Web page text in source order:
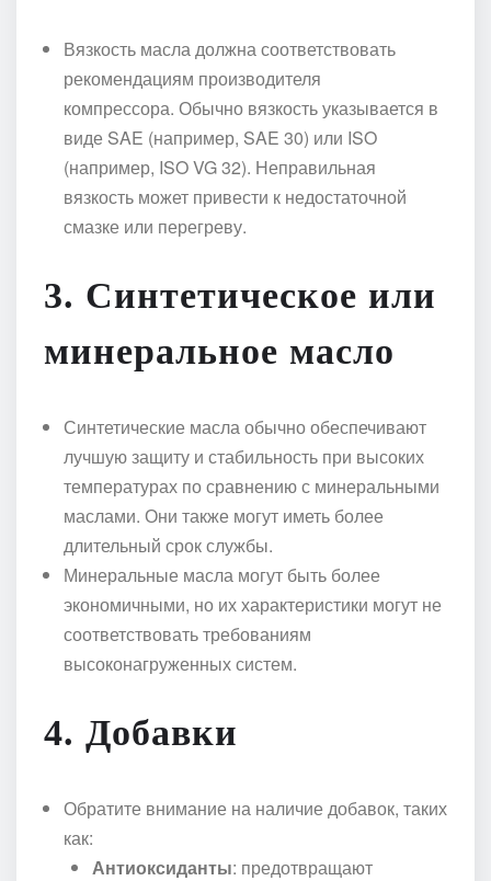
Вязкость масла должна соответствовать
рекомендациям производителя
компрессора. Обычно вязкость указывается в
виде SAE (например, SAE 30) или ISO
(например, ISO VG 32). Неправильная
вязкость может привести к недостаточной
смазке или перегреву.
3. Синтетическое или
минеральное масло
Синтетические масла обычно обеспечивают
лучшую защиту и стабильность при высоких
температурах по сравнению с минеральными
маслами. Они также могут иметь более
длительный срок службы.
Минеральные масла могут быть более
экономичными, но их характеристики могут не
соответствовать требованиям
высоконагруженных систем.
4. Добавки
Обратите внимание на наличие добавок, таких
как:
Антиоксиданты: предотвращают